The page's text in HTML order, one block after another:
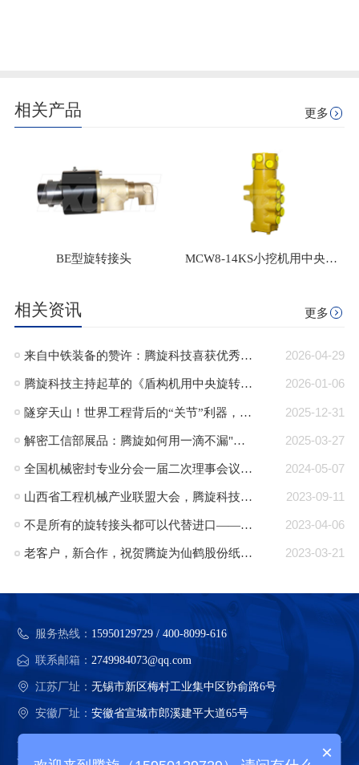
相关产品 更多
BE型旋转接头 MCW8-14KS小挖机用中央回转接头
相关资讯 更多
2026-04-29
来自中铁装备的赞许：腾旋科技喜获优秀供应商奖+质量标杆奖
2026-01-06
腾旋科技主持起草的《盾构机用中央旋转接头》行业标准正式发布
2025-12-31
隧穿天山！世界工程背后的“关节”利器，腾旋回转接头助力TBM挑战极限！
2025-03-27
解密工信部展品：腾旋如何用一滴不漏"技术破局半导体高端装备“卡脖子”难题"
2024-05-07
全国机械密封专业分会一届二次理事会议在郎溪顺利召开
2023-09-11
山西省工程机械产业联盟大会，腾旋科技入选成员单位
2023-04-06
不是所有的旋转接头都可以代替进口——腾旋：可替代进口的旋转接头品牌
2023-03-21
老客户，新合作，祝贺腾旋为仙鹤股份纸机量身定制的蒸汽旋转接头批量交付
服务热线： 15950129729 / 400-8099-616
联系邮箱： 2749984073@qq.com
江苏厂址：无锡市新区梅村工业集中区协俞路6号
安徽厂址：安徽省宣城市郎溪建平大道65号
江苏腾旋科技股份有限公司 版权所有 ×